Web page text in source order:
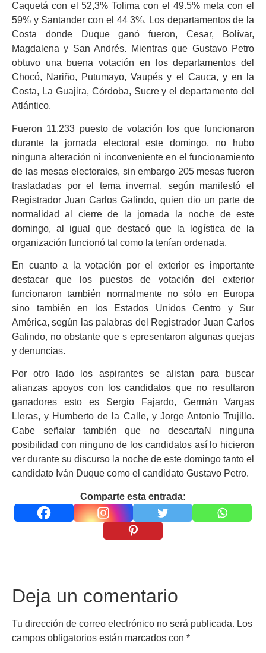
Caquetá con el 52,3% Tolima con el 49.5% meta con el
59% y Santander con el 44 3%. Los departamentos de la
Costa donde Duque ganó fueron, Cesar, Bolívar,
Magdalena y San Andrés. Mientras que Gustavo Petro
obtuvo una buena votación en los departamentos del
Chocó, Nariño, Putumayo, Vaupés y el Cauca, y en la
Costa, La Guajira, Córdoba, Sucre y el departamento del
Atlántico.
Fueron 11,233 puesto de votación los que funcionaron
durante la jornada electoral este domingo, no hubo
ninguna alteración ni inconveniente en el funcionamiento
de las mesas electorales, sin embargo 205 mesas fueron
trasladadas por el tema invernal, según manifestó el
Registrador Juan Carlos Galindo, quien dio un parte de
normalidad al cierre de la jornada la noche de este
domingo, al igual que destacó que la logística de la
organización funcionó tal como la tenían ordenada.
En cuanto a la votación por el exterior es importante
destacar que los puestos de votación del exterior
funcionaron también normalmente no sólo en Europa
sino también en los Estados Unidos Centro y Sur
América, según las palabras del Registrador Juan Carlos
Galindo, no obstante que s epresentaron algunas quejas
y denuncias.
Por otro lado los aspirantes se alistan para buscar
alianzas apoyos con los candidatos que no resultaron
ganadores esto es Sergio Fajardo, Germán Vargas
Lleras, y Humberto de la Calle, y Jorge Antonio Trujillo.
Cabe señalar también que no descartaN ninguna
posibilidad con ninguno de los candidatos así lo hicieron
ver durante su discurso la noche de este domingo tanto el
candidato Iván Duque como el candidato Gustavo Petro.
Comparte esta entrada:
Deja un comentario
Tu dirección de correo electrónico no será publicada. Los
campos obligatorios están marcados con *